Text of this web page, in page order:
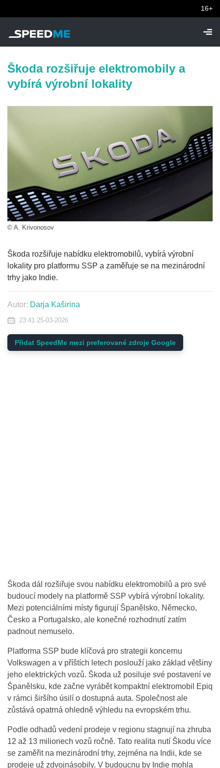
16+
Škoda rozšiřuje elektromobily a
vybírá výrobní lokality
© A. Krivonosov
Škoda rozšiřuje nabídku elektromobilů, vybírá výrobní
lokality pro platformu SSP a zaměřuje se na mezinárodní
trhy jako Indie.
Autor: Darja Kaširina
23:41 25-03-2026
Přidat SpeedMe mezi preferované zdroje Google
Škoda dál rozšiřuje svou nabídku elektromobilů a pro své
budoucí modely na platformě SSP vybírá výrobní lokality.
Mezi potenciálními místy figurují Španělsko, Německo,
Česko a Portugalsko, ale konečné rozhodnutí zatím
padnout nemuselo.
Platforma SSP bude klíčová pro strategii koncernu
Volkswagen a v příštích letech poslouží jako základ většiny
jeho elektrických vozů. Škoda už posiluje své postavení ve
Španělsku, kde začne vyrábět kompaktní elektromobil Epiq
v rámci širšího úsilí o dostupná auta. Společnost ale
zůstává opatrná ohledně výhledu na evropském trhu.
Podle odhadů vedení prodeje v regionu stagnují na zhruba
12 až 13 milionech vozů ročně. Tato realita nutí Škodu více
se zaměřit na mezinárodní trhy, zejména na Indii, kde se
prodeje už zdvojnásobily. V budoucnu by Indie mohla